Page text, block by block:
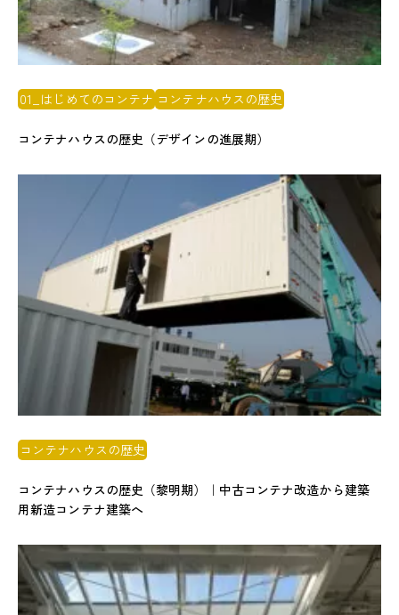
01_はじめてのコンテナ コンテナハウスの歴史
コンテナハウスの歴史（デザインの進展期）
コンテナハウスの歴史
コンテナハウスの歴史（黎明期）｜中古コンテナ改造から建築
用新造コンテナ建築へ